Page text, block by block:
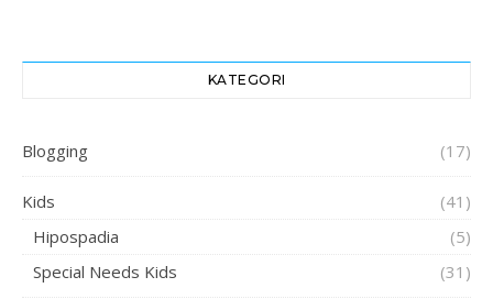
KATEGORI
Blogging (17)
Kids
(41)
Hipospadia
(5)
Special Needs Kids
(31)